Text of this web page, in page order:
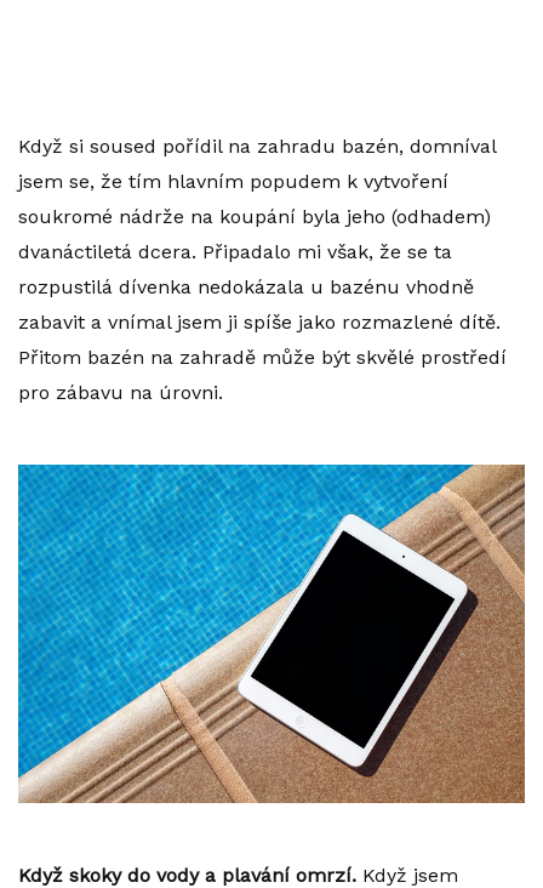
Když si soused pořídil na zahradu bazén, domníval
jsem se, že tím hlavním popudem k vytvoření
soukromé nádrže na koupání byla jeho (odhadem)
dvanáctiletá dcera. Připadalo mi však, že se ta
rozpustilá dívenka nedokázala u bazénu vhodně
zabavit a vnímal jsem ji spíše jako rozmazlené dítě.
Přitom bazén na zahradě může být skvělé prostředí
pro zábavu na úrovni.
Když skoky do vody a plavání omrzí. Když jsem